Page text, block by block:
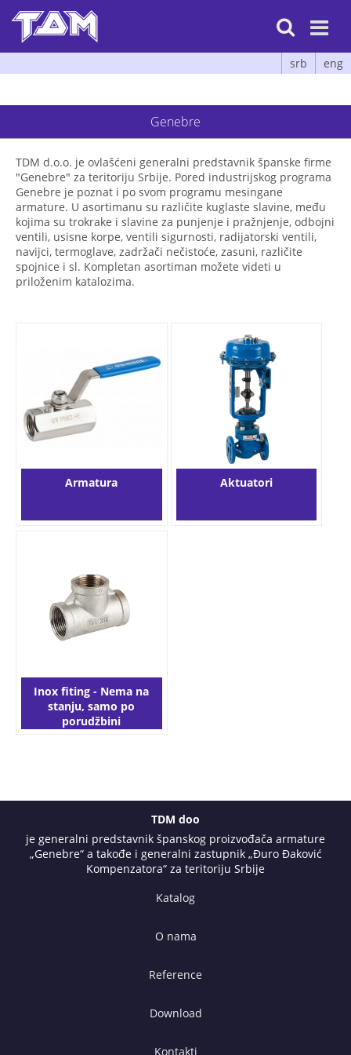

srb eng
Genebre
TDM d.o.o. je ovlašćeni generalni predstavnik španske firme
"Genebre" za teritoriju Srbije. Pored industrijskog programa
Genebre je poznat i po svom programu mesingane
armature. U asortimanu su različite kuglaste slavine, među
kojima su trokrake i slavine za punjenje i pražnjenje, odbojni
ventili, usisne korpe, ventili sigurnosti, radijatorski ventili,
navijci, termoglave, zadržači nečistoće, zasuni, različite
spojnice i sl. Kompletan asortiman možete videti u
priloženim katalozima.
Armatura Aktuatori
Inox fiting - Nema na
stanju, samo po
porudžbini
TDM doo
je generalni predstavnik španskog proizvođača armature
„Genebre“ a takođe i generalni zastupnik „Đuro Đaković
Kompenzatora“ za teritoriju Srbije
Katalog
O nama
Reference
Download
Kontakti